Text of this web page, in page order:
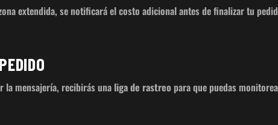
extendida, se notificará el costo adicional antes de finalizar tu
la mensajería, recibirás una liga de rastreo para que puedas